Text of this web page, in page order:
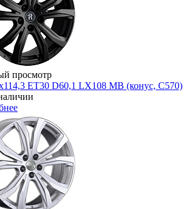
просмотр
ET30 D60,1 LX108 MB (конус, C570)